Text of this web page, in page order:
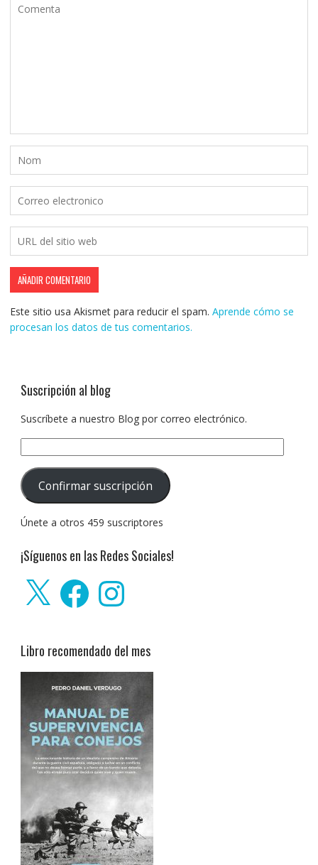
Este sitio usa Akismet para reducir el spam. Aprende cómo se
procesan los datos de tus comentarios.
Suscripción al blog
Suscríbete a nuestro Blog por correo electrónico.
correo
electrónico:
Confirmar suscripción
Únete a otros 459 suscriptores
¡Síguenos en las Redes Sociales!
FacebookInstagram
Libro recomendado del mes